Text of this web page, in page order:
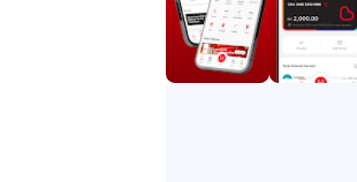
Boost™ প্রিপেইড - পুরস্কৃত টপ-আপ
আপনার মোবাইল প্রিপেইড ক্রেডিট কম হলে,
টেলকো ব্যবহারকারীদের জন্য উপলব্ধ